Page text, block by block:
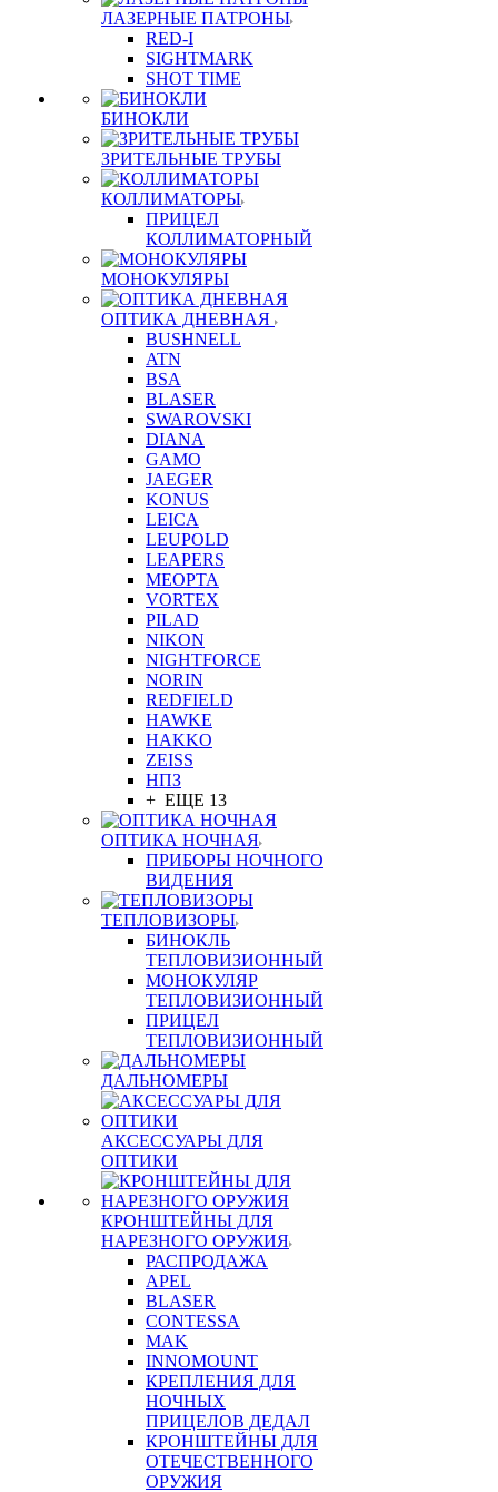
ЛАЗЕРНЫЕ ПАТРОНЫ
RED-I
SIGHTMARK
SHOT TIME
БИНОКЛИ
ЗРИТЕЛЬНЫЕ ТРУБЫ
КОЛЛИМАТОРЫ
ПРИЦЕЛ
КОЛЛИМАТОРНЫЙ
МОНОКУЛЯРЫ
ОПТИКА ДНЕВНАЯ
BUSHNELL
ATN
BSA
BLASER
SWAROVSKI
DIANA
GAMO
JAEGER
KONUS
LEICA
LEUPOLD
LEAPERS
MEOPTA
VORTEX
PILAD
NIKON
NIGHTFORCE
NORIN
REDFIELD
HAWKE
HAKKO
ZEISS
НПЗ
+ ЕЩЕ 13
ОПТИКА НОЧНАЯ
ПРИБОРЫ НОЧНОГО
ВИДЕНИЯ
ТЕПЛОВИЗОРЫ
БИНОКЛЬ
ТЕПЛОВИЗИОННЫЙ
МОНОКУЛЯР
ТЕПЛОВИЗИОННЫЙ
ПРИЦЕЛ
ТЕПЛОВИЗИОННЫЙ
ДАЛЬНОМЕРЫ
АКСЕССУАРЫ ДЛЯ
ОПТИКИ
КРОНШТЕЙНЫ ДЛЯ
НАРЕЗНОГО ОРУЖИЯ
РАСПРОДАЖА
APEL
BLASER
CONTESSA
MAK
INNOMOUNT
КРЕПЛЕНИЯ ДЛЯ
НОЧНЫХ
ПРИЦЕЛОВ ДЕДАЛ
КРОНШТЕЙНЫ ДЛЯ
ОТЕЧЕСТВЕННОГО
ОРУЖИЯ